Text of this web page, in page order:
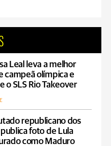
Leal leva a melhor
campeã olímpica e
o SLS Rio Takeover
republicano dos
publica foto de Lula
como Maduro